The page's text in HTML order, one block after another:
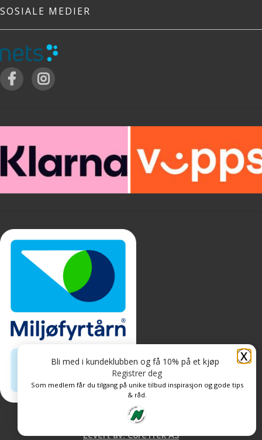
SOSIALE MEDIER
Personvern og informasjonskapsler
Levert av: CoreTrek AS
X
Bli med i kundeklubben og få 10% på et kjøp
Registrer deg
Som medlem får du tilgang på unike tilbud inspirasjon og gode tips
& råd.